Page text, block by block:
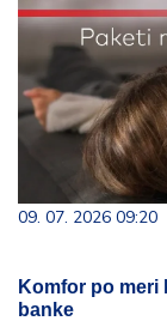
09. 07. 2026 09:20
Komfor po meri
banke